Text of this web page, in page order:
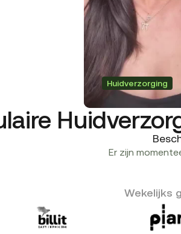
Huidverzorging
Er zijn
Wekelijks